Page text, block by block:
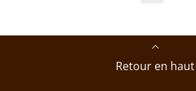
Retour en haut